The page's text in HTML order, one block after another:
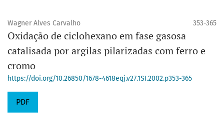
Wagner Alves Carvalho 353-365
Oxidação de ciclohexano em fase gasosa
catalisada por argilas pilarizadas com ferro e
cromo
https://doi.org/10.26850/1678-4618eqj.v27.1SI.2002.p353-365
PDF